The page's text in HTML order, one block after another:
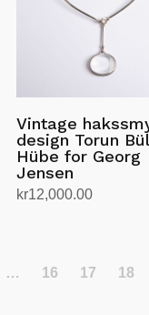
Vintage
design Torun
Hübe for Georg
Jensen
kr12,000.00
… 16 17 18